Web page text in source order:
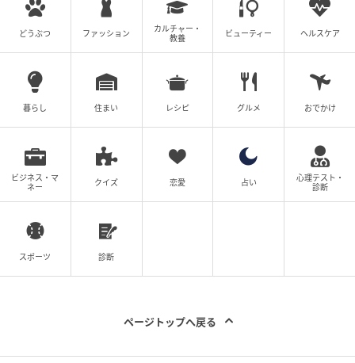
その後悔は、幾重にも及ぶ。なぜなら不自然な外見
は、もはや単にセンスの悪さや施術のやりすぎを示す
かを周囲に語ってしまう。だからこそ不自然な顔への
後悔は、見た目だけの問題にとどまらず、何重にも重
くのしかかる。いわゆる“マー・ア・ラゴ フェイス”と
いう言葉は、トランプ氏の側近たちの人工的な外見を
形容するために生まれた。元国土安全保障長官のクリ
スティ・ノームが解任された際、「Salon.com」は
った」と報じている。
どうぶつ ファッション
カルチャー・
教養
ビューティー ヘルスケア
暮らし 住まい レシピ グルメ おでかけ
ビジネス・マ
ネー
クイズ 恋愛 占い
心理テスト・
診断
スポーツ 診断
ページトップへ戻る